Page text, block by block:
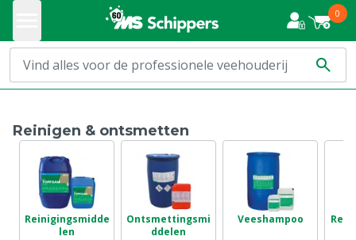
0
Reinigen & ontsmetten
Reinigingsmidde
len
Ontsmettingsmi
ddelen
Veeshampoo